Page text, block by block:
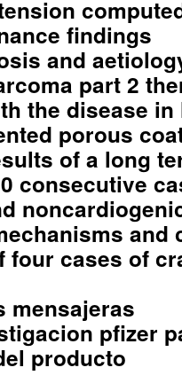
findings
and
part 2
the disease in
porous
of a long
consecutive
and
four cases of
mensajeras
pfizer
producto